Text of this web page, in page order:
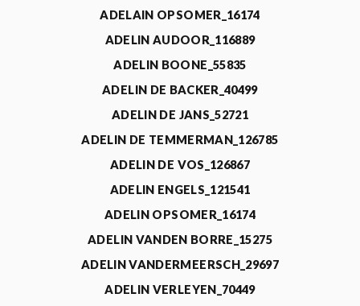
ADELAIN OPSOMER_16174
ADELIN AUDOOR_116889
ADELIN BOONE_55835
ADELIN DE BACKER_40499
ADELIN DE JANS_52721
ADELIN DE TEMMERMAN_126785
ADELIN DE VOS_126867
ADELIN ENGELS_121541
ADELIN OPSOMER_16174
ADELIN VANDEN BORRE_15275
ADELIN VANDERMEERSCH_29697
ADELIN VERLEYEN_70449